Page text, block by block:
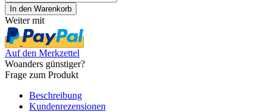
Weiter mit
Auf den Merkzettel
Woanders günstiger?
Frage zum Produkt
Beschreibung
Kundenrezensionen